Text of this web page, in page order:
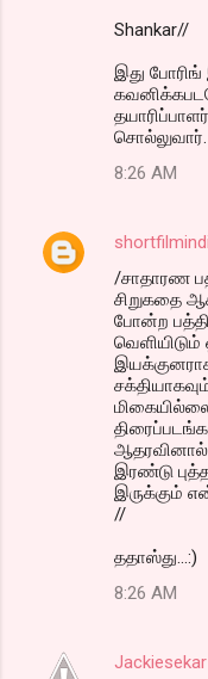
Shankar//
இது
8:26 AM
/சாதாரண
சிறுகதை
போன்ற
வெளியிடும்
ஆதரவினால்
இரண்டு
இருக்கும்
//
ததாஸ்து...:)
8:26 AM
Jackiesekar